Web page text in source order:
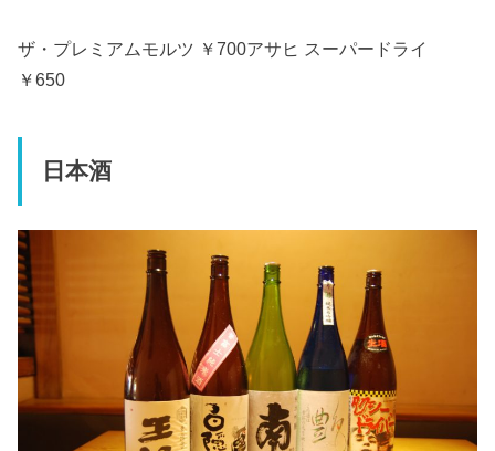
ザ・プレミアムモルツ ￥700アサヒ スーパードライ
￥650
日本酒